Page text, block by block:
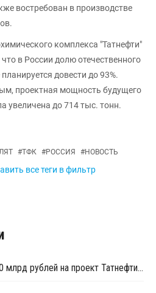
востребован в производстве
комплекса "Татнефти"
что в России долю отечественного
довести до 93%.
проектная мощность будущего
увеличена до 714 тыс. тонн.
#ТФК #РОССИЯ #НОВОСТЬ
все теги в фильтр
Правительство выделит 50 млрд рублей на проект Татнефти по производству ПЭТ